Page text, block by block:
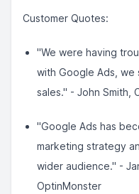
Customer Quotes:
"We were having
with Google Ads, we
sales." - John Smith,
"Google Ads has
marketing strategy
wider audience." -
OptinMonster